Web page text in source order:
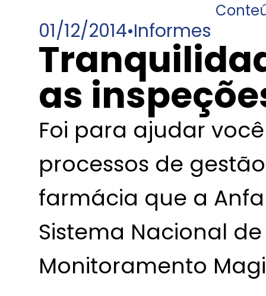
01/12/2014•Informes
as
Foi para ajudar
processos de
farmácia que a
Sistema Nacional
Monitoramento